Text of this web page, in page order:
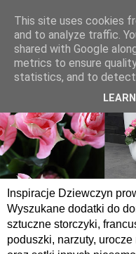
Inspiracje Dziewczyn
Wyszukane dodatki do
sztuczne storczyki,
poduszki, narzuty,
This site uses cookies
and to analyze traffic.
shared with Google
metrics to ensure
statistics, and to detect